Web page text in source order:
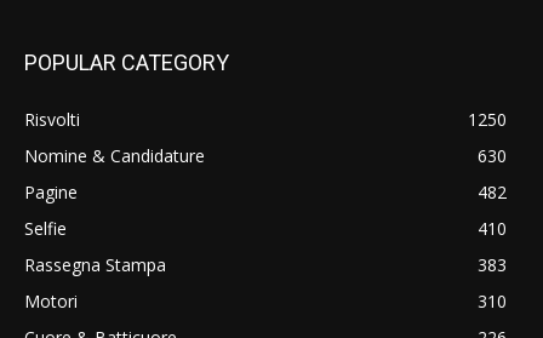
POPULAR CATEGORY
Risvolti
1250
Nomine & Candidature
630
Pagine
482
Selfie
410
Rassegna Stampa
383
Motori
310